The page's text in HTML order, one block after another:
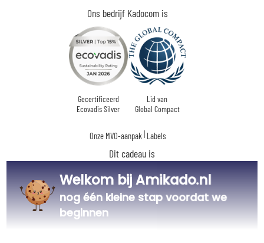
Ons bedrijf Kadocom is
Gecertificeerd
Ecovadis Silver
Lid van
Global Compact
Onze MVO-aanpak | Labels
Dit cadeau is
Welkom bij Amikado.nl
nog één kleine stap voordat we
beginnen